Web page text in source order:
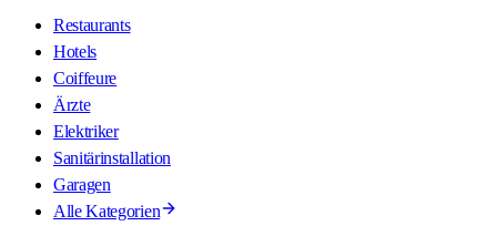
Restaurants
Hotels
Coiffeure
Ärzte
Elektriker
Sanitärinstallation
Garagen
Alle Kategorien